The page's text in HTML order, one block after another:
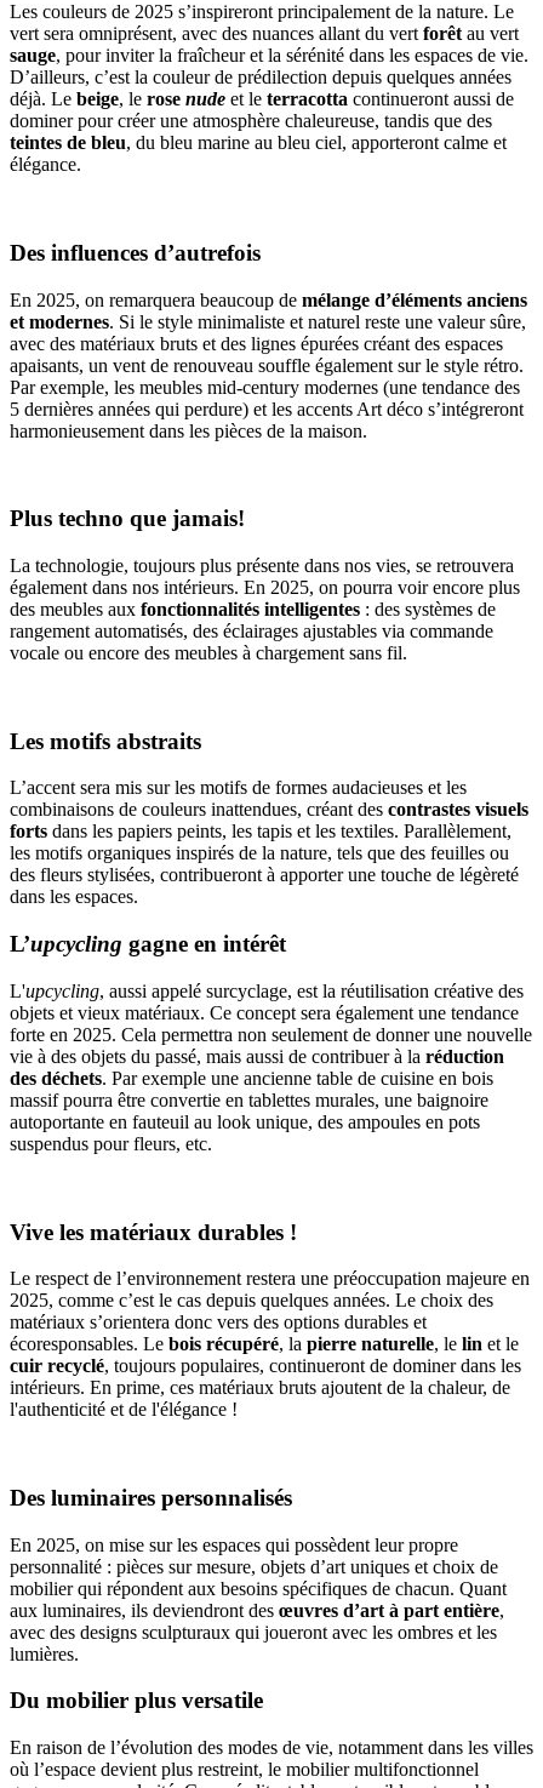
Les couleurs de 2025 s’inspireront principalement de la nature. Le
vert sera omniprésent, avec des nuances allant du vert forêt au vert
sauge, pour inviter la fraîcheur et la sérénité dans les espaces de vie.
D’ailleurs, c’est la couleur de prédilection depuis quelques années
déjà. Le beige, le rose nude et le terracotta continueront aussi de
dominer pour créer une atmosphère chaleureuse, tandis que des
teintes de bleu, du bleu marine au bleu ciel, apporteront calme et
élégance.
Des influences d’autrefois
En 2025, on remarquera beaucoup de mélange d’éléments anciens
et modernes. Si le style minimaliste et naturel reste une valeur sûre,
avec des matériaux bruts et des lignes épurées créant des espaces
apaisants, un vent de renouveau souffle également sur le style rétro.
Par exemple, les meubles mid-century modernes (une tendance des
5 dernières années qui perdure) et les accents Art déco s’intégreront
harmonieusement dans les pièces de la maison.
Plus techno que jamais!
La technologie, toujours plus présente dans nos vies, se retrouvera
également dans nos intérieurs. En 2025, on pourra voir encore plus
des meubles aux fonctionnalités intelligentes : des systèmes de
rangement automatisés, des éclairages ajustables via commande
vocale ou encore des meubles à chargement sans fil.
Les motifs abstraits
L’accent sera mis sur les motifs de formes audacieuses et les
combinaisons de couleurs inattendues, créant des contrastes visuels
forts dans les papiers peints, les tapis et les textiles. Parallèlement,
les motifs organiques inspirés de la nature, tels que des feuilles ou
des fleurs stylisées, contribueront à apporter une touche de légèreté
dans les espaces.
L’upcycling gagne en intérêt
L'upcycling, aussi appelé surcyclage, est la réutilisation créative des
objets et vieux matériaux. Ce concept sera également une tendance
forte en 2025. Cela permettra non seulement de donner une nouvelle
vie à des objets du passé, mais aussi de contribuer à la réduction
des déchets. Par exemple une ancienne table de cuisine en bois
massif pourra être convertie en tablettes murales, une baignoire
autoportante en fauteuil au look unique, des ampoules en pots
suspendus pour fleurs, etc.
Vive les matériaux durables !
Le respect de l’environnement restera une préoccupation majeure en
2025, comme c’est le cas depuis quelques années. Le choix des
matériaux s’orientera donc vers des options durables et
écoresponsables. Le bois récupéré, la pierre naturelle, le lin et le
cuir recyclé, toujours populaires, continueront de dominer dans les
intérieurs. En prime, ces matériaux bruts ajoutent de la chaleur, de
l'authenticité et de l'élégance !
Des luminaires personnalisés
En 2025, on mise sur les espaces qui possèdent leur propre
personnalité : pièces sur mesure, objets d’art uniques et choix de
mobilier qui répondent aux besoins spécifiques de chacun. Quant
aux luminaires, ils deviendront des œuvres d’art à part entière,
avec des designs sculpturaux qui joueront avec les ombres et les
lumières.
Du mobilier plus versatile
En raison de l’évolution des modes de vie, notamment dans les villes
où l’espace devient plus restreint, le mobilier multifonctionnel